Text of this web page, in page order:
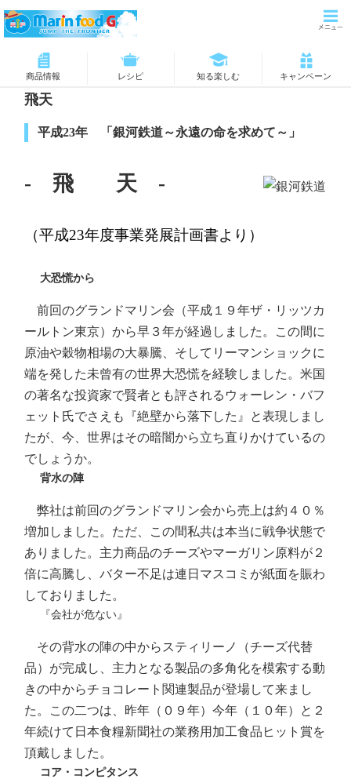
商品情報 レシピ 知る楽しむ キャンペーン
飛天
平成23年 「銀河鉄道～永遠の命を求めて～」
- 飛 天 -
（平成23年度事業発展計画書より）
大恐慌から
前回のグランドマリン会（平成１９年ザ・リッツカ
ールトン東京）から早３年が経過しました。この間に
原油や穀物相場の大暴騰、そしてリーマンショックに
端を発した未曾有の世界大恐慌を経験しました。米国
の著名な投資家で賢者とも評されるウォーレン・バフ
ェット氏でさえも『絶壁から落下した』と表現しまし
たが、今、世界はその暗闇から立ち直りかけているの
でしょうか。
背水の陣
弊社は前回のグランドマリン会から売上は約４０％
増加しました。ただ、この間私共は本当に戦争状態で
ありました。主力商品のチーズやマーガリン原料が２
倍に高騰し、バター不足は連日マスコミが紙面を賑わ
しておりました。
『会社が危ない』
その背水の陣の中からスティリーノ（チーズ代替
品）が完成し、主力となる製品の多角化を模索する動
きの中からチョコレート関連製品が登場して来まし
た。この二つは、昨年（０９年）今年（１０年）と２
年続けて日本食糧新聞社の業務用加工食品ヒット賞を
頂戴しました。
コア・コンピタンス